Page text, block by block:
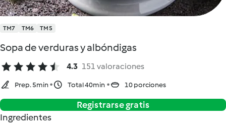
TM7 TM6 TM5
Sopa de verduras y albóndigas
4.3 151 valoraciones
Prep. 5min Total 40min 10 porciones
Registrarse gratis
Ingredientes